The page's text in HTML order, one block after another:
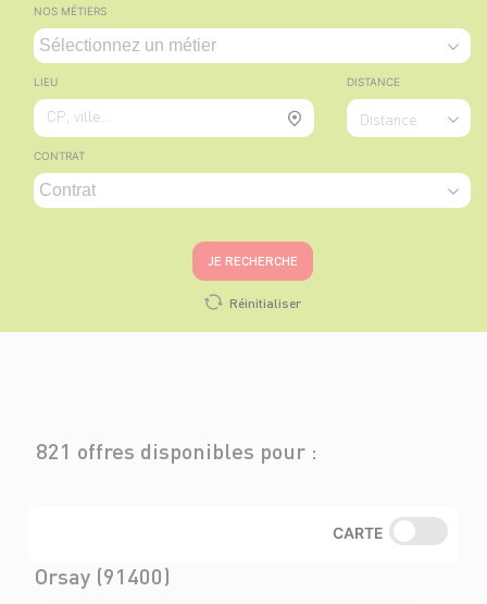
NOS MÉTIERS
LIEU
CP, ville...
DISTANCE
Distance
CONTRAT
JE RECHERCHE
Réinitialiser
821 offres disponibles pour :
CARTE
Orsay (91400)